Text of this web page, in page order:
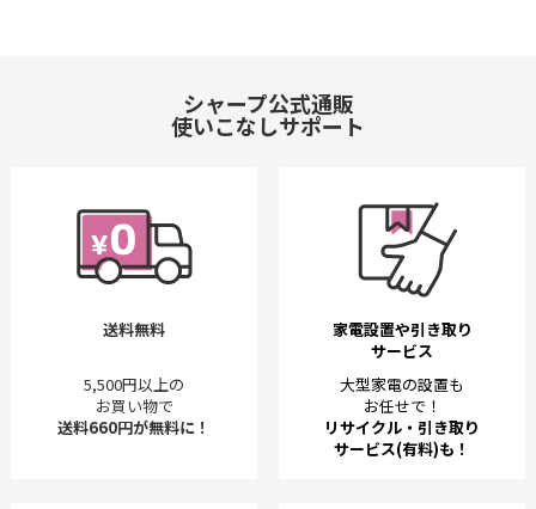
シャープ公式通販
使いこなしサポート
送料無料
5,500円以上の
お買い物で
送料660円が無料に！
家電設置や引き取り
サービス
大型家電の設置も
お任せで！
リサイクル・引き取り
サービス(有料)も！